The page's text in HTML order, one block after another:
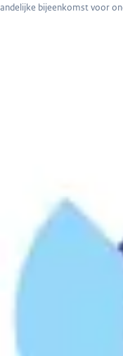
bijeenkomst voor